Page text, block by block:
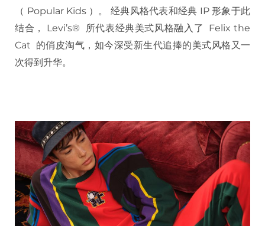
（ Popular Kids ）。 经典风格代表和经典 IP 形象于此
结合， Levi’s® 所代表经典美式风格融入了 Felix the
Cat 的俏皮淘气，如今深受新生代追捧的美式风格又一
次得到升华。